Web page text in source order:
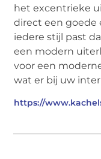
het excentrieke
direct een goede
iedere stijl past
een modern
voor een
wat er bij uw
https://